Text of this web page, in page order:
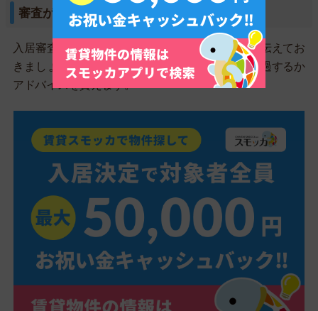
審査が不安なら先に懸念を伝えておく
入居審査に不安な人は、事前に不動産屋に懸念を伝えてお
きましょう。過去の経験で、どうすれば審査に通過するか
アドバイスを貰えます。